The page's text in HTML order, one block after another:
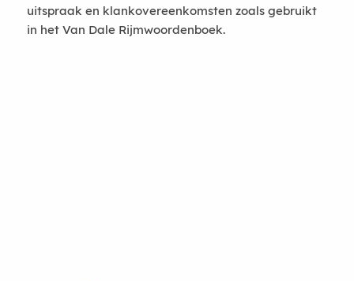
uitspraak en klankovereenkomsten zoals gebruikt
in het Van Dale Rijmwoordenboek.